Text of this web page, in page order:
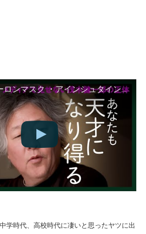
【天才論】イーロンマスク ・アインシュタイン・ニュートンetc/天才たちの意外な共通項とは？/天才は如何にして天才になったのか【茂木健一郎】
学時代、高校時代に凄いと思ったヤツに出